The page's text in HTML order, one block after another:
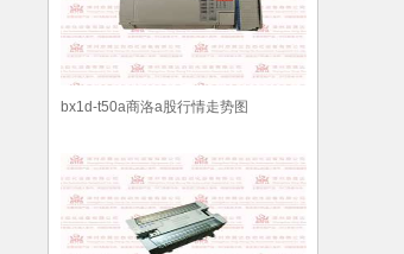
bx1d-t50a商洛a股行情走势图